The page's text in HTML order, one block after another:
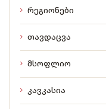
რეგიონები
თავდაცვა
მსოფლიო
კავკასია